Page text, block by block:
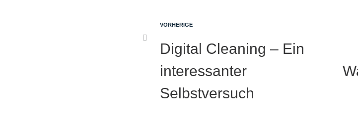
VORHERIGE
Digital Cleaning – Ein
interessanter
Selbstversuch